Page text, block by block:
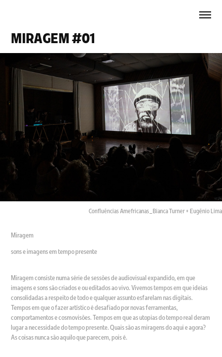
MIRAGEM #01
Confluências Amefricanas_Bianca Turner + Eugênio Lima
Miragem
sons e imagens em tempo presente
Miragem consiste numa série de sessões de audiovisual expandido, em que
imagens e sons são criados e ou editados ao vivo. Vivemos tempos em que ideias
consolidadas a respeito de todo e qualquer assunto esfarelam nas digitais.
Tempos em que o fazer artístico é desafiado por novas ferramentas,
comportamentos e cosmovisões. Tempos em que as utopias do tempo real deram
lugar a necessidade do tempo presente. Quais são as miragens do aqui e agora?
As coisas nunca são aquilo que parecem, pois é.